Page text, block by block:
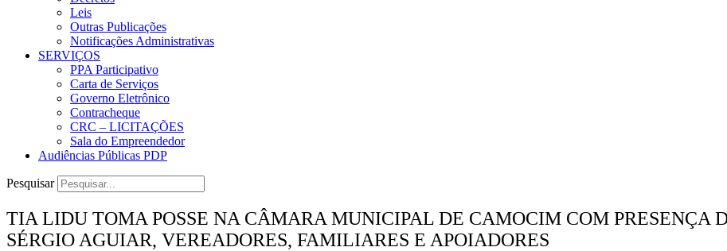
Leis
Outras Publicações
Notificações Administrativas
SERVIÇOS
PPA Participativo
Carta de Serviços
Governo Eletrônico
Contracheque
CRC – LICITAÇÕES
Sala do Empreendedor
Audiências Públicas PDP
Pesquisar
TIA LIDU TOMA POSSE NA CÂMARA MUNICIPAL DE CAMOCIM COM PRESENÇA
SÉRGIO AGUIAR, VEREADORES, FAMILIARES E APOIADORES